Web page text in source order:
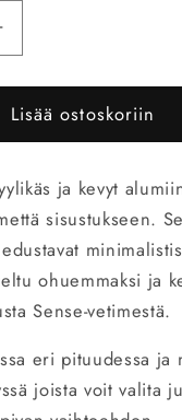
mini-
Lisää ostoskoriin
ja kevyt
sisustukseen.
ohuemmaksi ja
Sense-vetimestä.
eri pituudessa ja
joista voit valita